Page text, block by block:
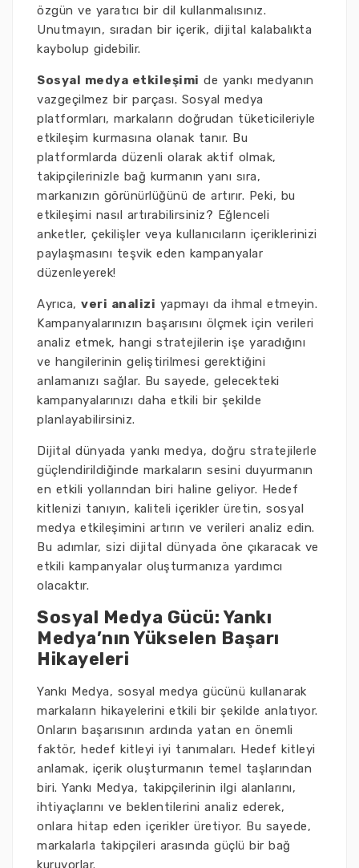
özgün ve yaratıcı bir dil kullanmalısınız.
Unutmayın, sıradan bir içerik, dijital kalabalıkta
kaybolup gidebilir.
Sosyal medya etkileşimi de yankı medyanın
vazgeçilmez bir parçası. Sosyal medya
platformları, markaların doğrudan tüketicileriyle
etkileşim kurmasına olanak tanır. Bu
platformlarda düzenli olarak aktif olmak,
takipçilerinizle bağ kurmanın yanı sıra,
markanızın görünürlüğünü de artırır. Peki, bu
etkileşimi nasıl artırabilirsiniz? Eğlenceli
anketler, çekilişler veya kullanıcıların içeriklerinizi
paylaşmasını teşvik eden kampanyalar
düzenleyerek!
Ayrıca, veri analizi yapmayı da ihmal etmeyin.
Kampanyalarınızın başarısını ölçmek için verileri
analiz etmek, hangi stratejilerin işe yaradığını
ve hangilerinin geliştirilmesi gerektiğini
anlamanızı sağlar. Bu sayede, gelecekteki
kampanyalarınızı daha etkili bir şekilde
planlayabilirsiniz.
Dijital dünyada yankı medya, doğru stratejilerle
güçlendirildiğinde markaların sesini duyurmanın
en etkili yollarından biri haline geliyor. Hedef
kitlenizi tanıyın, kaliteli içerikler üretin, sosyal
medya etkileşimini artırın ve verileri analiz edin.
Bu adımlar, sizi dijital dünyada öne çıkaracak ve
etkili kampanyalar oluşturmanıza yardımcı
olacaktır.
Sosyal Medya Gücü: Yankı
Medya’nın Yükselen Başarı
Hikayeleri
Yankı Medya, sosyal medya gücünü kullanarak
markaların hikayelerini etkili bir şekilde anlatıyor.
Onların başarısının ardında yatan en önemli
faktör, hedef kitleyi iyi tanımaları. Hedef kitleyi
anlamak, içerik oluşturmanın temel taşlarından
biri. Yankı Medya, takipçilerinin ilgi alanlarını,
ihtiyaçlarını ve beklentilerini analiz ederek,
onlara hitap eden içerikler üretiyor. Bu sayede,
markalarla takipçileri arasında güçlü bir bağ
kuruyorlar.